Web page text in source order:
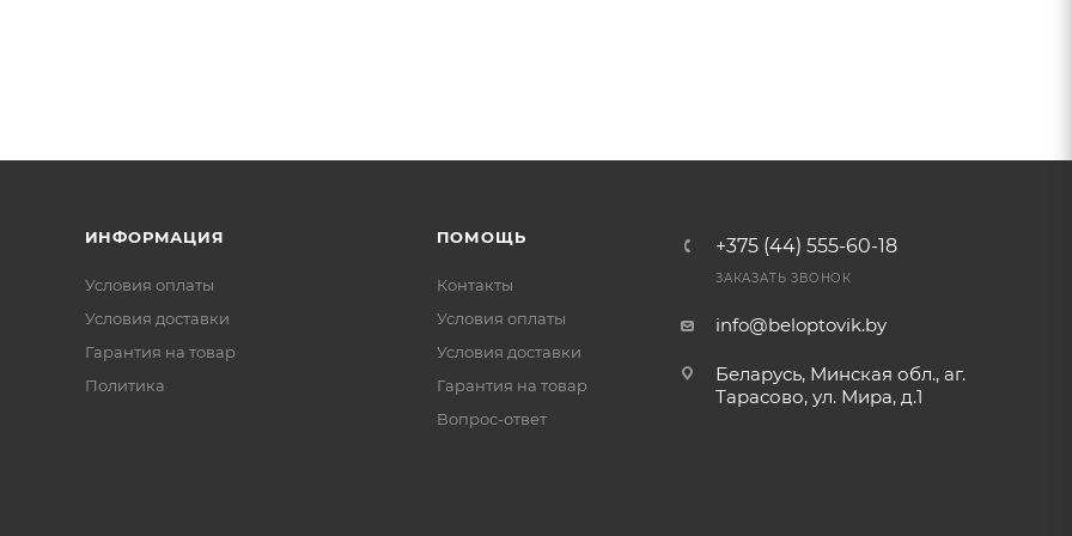
ИНФОРМАЦИЯ
Условия оплаты
Условия доставки
Гарантия на товар
Политика
ПОМОЩЬ
Контакты
Условия оплаты
Условия доставки
Гарантия на товар
Вопрос-ответ
+375 (44) 555-60-18
ЗАКАЗАТЬ ЗВОНОК
info@beloptovik.by
Беларусь, Минская обл., аг.
Тарасово, ул. Мира, д.1